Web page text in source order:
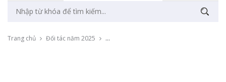
Trang chủ Đối tác năm 2025 Cung cấp bục xoay 360 Photo Booth cho